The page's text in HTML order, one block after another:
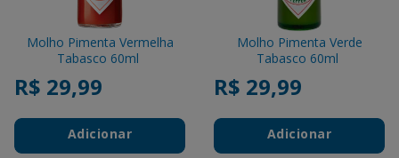
Molho Pimenta Vermelha
Tabasco 60ml
R$ 29,99
Adicionar
Molho Pimenta Verde
Tabasco 60ml
R$ 29,99
Adicionar